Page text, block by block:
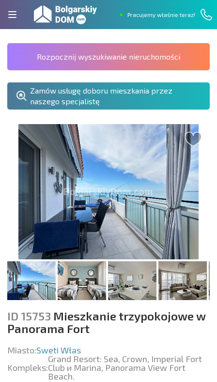
Pracujemy właśnie teraz!
Rozpocznij wyszukiwanie nieruchomości
Zamów usługę doboru mieszkania przez
naszego specjalistę
ID 15753 Mieszkanie trzypokojowe w
Panorama Fort
Miasto:Sweti Włas
Kompleks:
Grand Resort: Sea, Crown, Imperial Fort
Club и Marina, Panorama View Fort
Beach.